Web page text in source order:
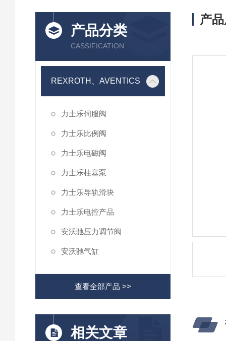
产品分类
CASSIFICATION
REXROTH、AVENTICS
力士乐伺服阀
力士乐比例阀
力士乐电磁阀
力士乐柱塞泵
力士乐导轨滑块
力士乐电控产品
安沃驰压力调节阀
安沃驰气缸
查看全部产品 >>
相关文章
产